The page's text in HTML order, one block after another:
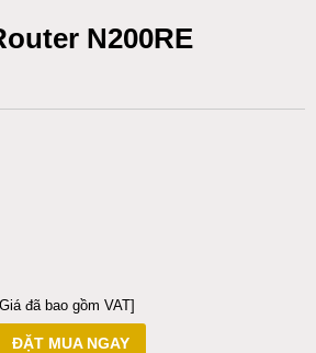
N200RE
đã bao gồm VAT]
ĐẶT MUA NGAY